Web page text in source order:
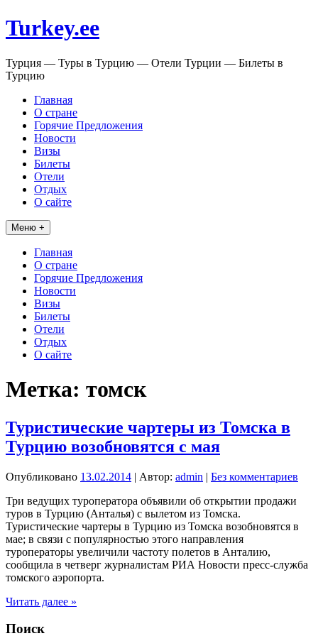
Перейти
к
Turkey.ee
Турция — Туры в Турцию — Отели Турции — Билеты в
Турцию
Главная
О стране
Горячие Предложения
Новости
Визы
Билеты
Отели
Отдых
О сайте
Меню +
Главная
О стране
Горячие Предложения
Новости
Визы
Билеты
Отели
Отдых
О сайте
Метка: томск
Туристические чартеры из Томска в
Турцию возобновятся с мая
Опубликовано 13.02.2014 | Автор: admin | Без комментариев
Три ведущих туроператора объявили об открытии продажи
туров в Турцию (Анталья) с вылетом из Томска.
Туристические чартеры в Турцию из Томска возобновятся в
мае; в связи с популярностью этого направления
туроператоры увеличили частоту полетов в Анталию,
сообщила в четверг журналистам РИА Новости пресс-служба
томского аэропорта.
Читать далее »
Поиск